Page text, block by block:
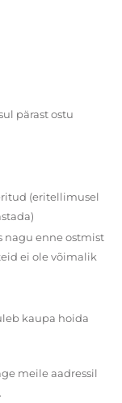
pärast ostu
(eritellimusel
nagu enne ostmist
ei ole võimalik
kaupa hoida
meile aadressil